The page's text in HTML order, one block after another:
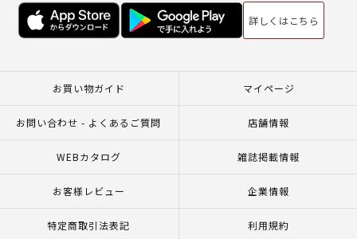
詳しくはこちら
お買い物ガイド マイページ
お問い合わせ - よくあるご質問 店舗情報
WEBカタログ 雑誌掲載情報
お客様レビュー 企業情報
特定商取引法表記 利用規約